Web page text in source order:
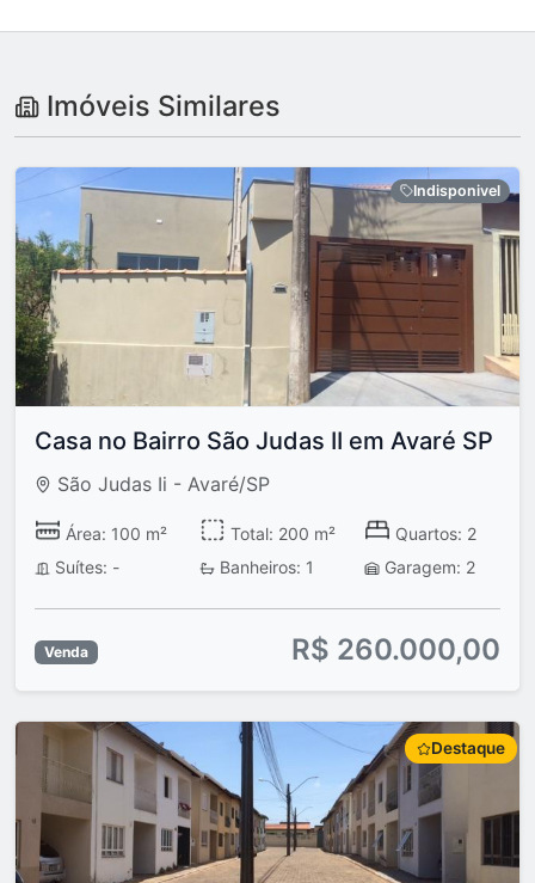
Imóveis Similares
Indisponivel
Casa no Bairro São Judas II em Avaré SP
São Judas Ii - Avaré/SP
Área: 100 m² Total: 200 m²
Quartos: 2
Suítes: -
Banheiros: 1 Garagem: 2
Venda R$ 260.000,00
Destaque